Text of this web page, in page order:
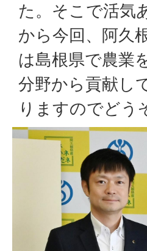
た。そこで活気
から今回、阿久
は島根県で農業
分野から貢献し
りますのでどう